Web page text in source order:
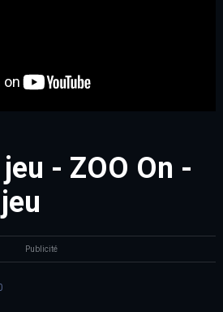
- ZOO On -
Publicité